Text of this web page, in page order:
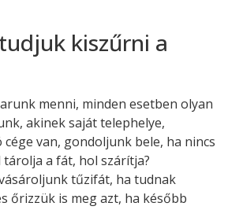
kiszűrni a
menni, minden esetben olyan
akinek saját telephelye,
van, gondoljunk bele, ha nincs
a fát, hol szárítja?
tűzifát, ha tudnak
őrizzük is meg azt, ha később